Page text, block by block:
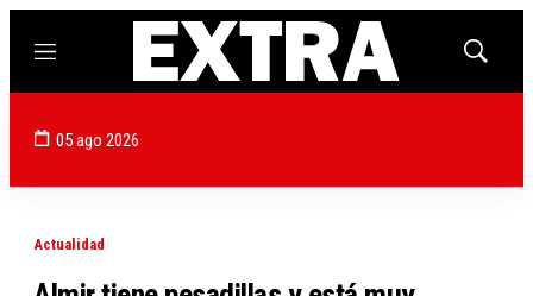
Menú
Mostrar
05 ago 2026
Actualidad